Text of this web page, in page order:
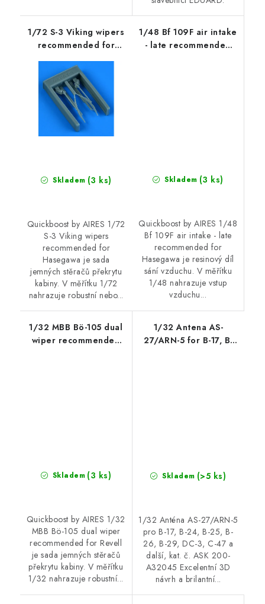
1/72 S-3 Viking wipers
recommended for
Skladem (3 ks)
Quickboost by AIRES 1/72
S-3 Viking wipers
recommended for
Hasegawa je sada
jemných stěračů překrytu
kabiny. V měřítku 1/72
nahrazuje robustní nebo...
1/48 Bf 109F air intake
- late recommended
Skladem (3 ks)
Quickboost by AIRES 1/48
Bf 109F air intake - late
recommended for
Hasegawa je resinový díl
sání vzduchu. V měřítku
1/48 nahrazuje vstup
vzduchu...
1/32 MBB Bö-105 dual
wiper recommended
Skladem (3 ks)
Quickboost by AIRES 1/32
MBB Bö-105 dual wiper
recommended for Revell
je sada jemných stěračů
překrytu kabiny. V měřítku
1/32 nahrazuje robustní...
1/32 Antena AS-
27/ARN-5 for B-17, B-
Skladem (>5 ks)
1/32 Anténa AS-27/ARN-5
pro B-17, B-24, B-25, B-
26, B-29, DC-3, C-47 a
další, kat. č. ASK 200-
A32045 Excelentní 3D
návrh a brilantní...